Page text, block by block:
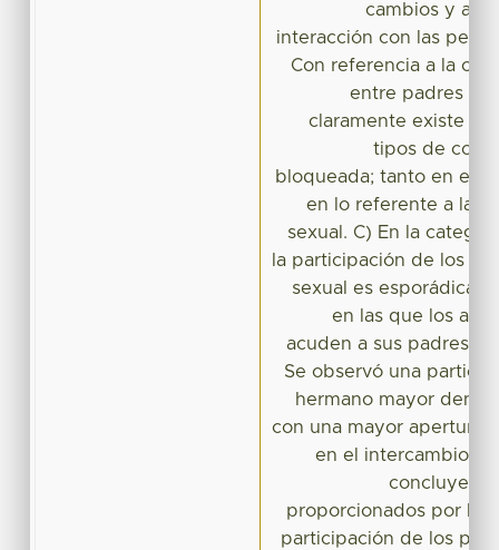
cambios y a lo
interacción con las
Con referencia a la
entre padres e
claramente existe
tipos de
bloqueada; tanto en el
en lo referente a la
sexual. C) En la
la participación de los
sexual es esporádica,
en las que los
acuden a sus padres
Se observó una
hermano mayor
con una mayor apertura
en el intercambio
concluye
proporcionados por los
participación de los